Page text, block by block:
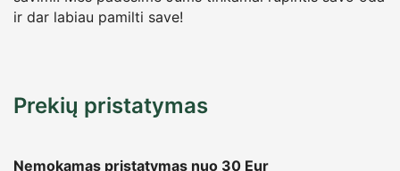
ir dar labiau pamilti save!
Prekių pristatymas
Nemokamas pristatymas nuo 30 Eur